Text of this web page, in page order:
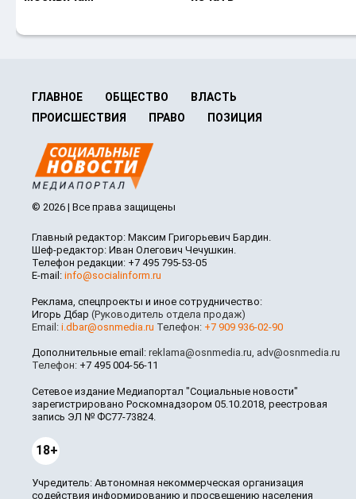
ГЛАВНОЕ ОБЩЕСТВО
ВЛАСТЬ
ПРОИСШЕСТВИЯ
ПРАВО ПОЗИЦИЯ
© 2026 | Все права защищены
Главный редактор: Максим Григорьевич Бардин.
Шеф-редактор: Иван Олегович Чечушкин.
Телефон редакции: +7 495 795-53-05
E-mail: info@socialinform.ru
Реклама, спецпроекты и иное сотрудничество:
Игорь Дбар (Руководитель отдела продаж)
Email: i.dbar@osnmedia.ru Телефон: +7 909 936-02-90
Дополнительные email: reklama@osnmedia.ru, adv@osnmedia.ru
Телефон: +7 495 004-56-11
Сетевое издание Медиапортал "Социальные новости"
зарегистрировано Роскомнадзором 05.10.2018, реестровая
запись ЭЛ № ФС77-73824.
18+
Учредитель: Автономная некоммерческая организация
содействия информированию и просвещению населения